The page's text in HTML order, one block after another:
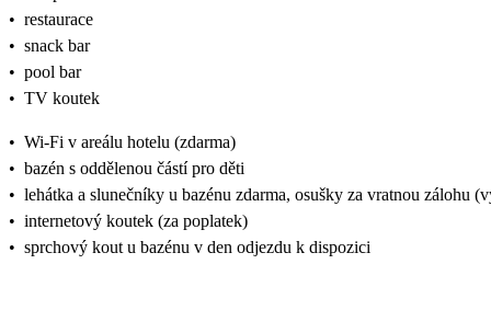
• restaurace
• snack bar
• pool bar
• TV koutek
• Wi-Fi v areálu hotelu (zdarma)
• bazén s oddělenou částí pro děti
• lehátka a slunečníky u bazénu zdarma, osušky za vratnou zálohu
• internetový koutek (za poplatek)
• sprchový kout u bazénu v den odjezdu k dispozici